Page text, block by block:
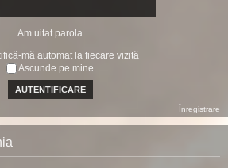
Am uitat parola
mă automat la fiecare vizită
Ascunde pe mine
Înregistrare